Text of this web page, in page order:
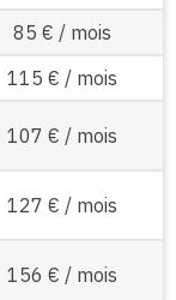
85 € / mois
115 € / mois
107 € / mois
127 € / mois
156 € / mois